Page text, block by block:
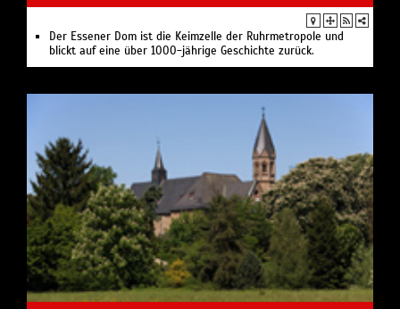
Der Essener Dom ist die Keimzelle der Ruhrmetropole und
blickt auf eine über 1000-jährige Geschichte zurück.